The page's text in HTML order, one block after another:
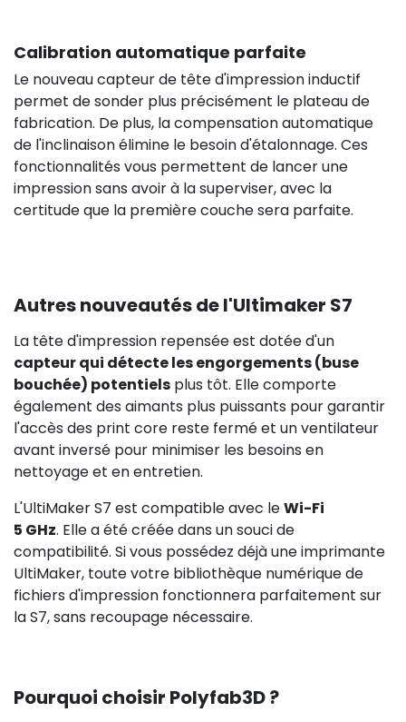
Calibration automatique parfaite
Le nouveau capteur de tête d'impression inductif
permet de sonder plus précisément le plateau de
fabrication. De plus, la compensation automatique
de l'inclinaison élimine le besoin d'étalonnage. Ces
fonctionnalités vous permettent de lancer une
impression sans avoir à la superviser, avec la
certitude que la première couche sera parfaite.
Autres nouveautés de l'Ultimaker S7
La tête d'impression repensée est dotée d'un
capteur qui détecte les engorgements (buse
bouchée) potentiels plus tôt. Elle comporte
également des aimants plus puissants pour garantir
l'accès des print core reste fermé et un ventilateur
avant inversé pour minimiser les besoins en
nettoyage et en entretien.
L'UltiMaker S7 est compatible avec leWi-Fi
5 GHz. Elle a été créée dans un souci de
compatibilité. Si vous possédez déjà une imprimante
UltiMaker, toute votre bibliothèque numérique de
fichiers d'impression fonctionnera parfaitement sur
la S7, sans recoupage nécessaire.
Pourquoi choisir Polyfab3D ?